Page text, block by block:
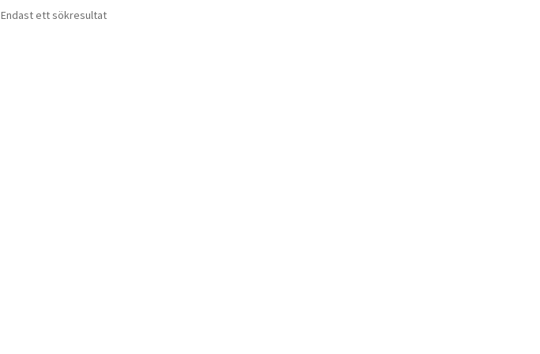
Endast ett sökresultat